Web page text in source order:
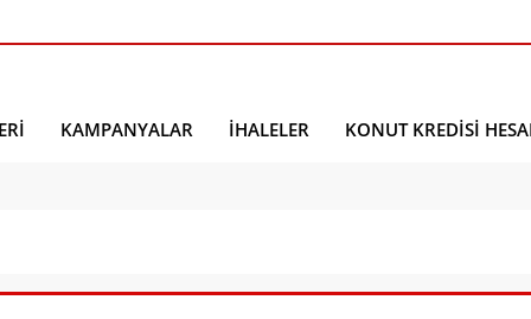
KAMPANYALAR İHALELER KONUT KREDISI